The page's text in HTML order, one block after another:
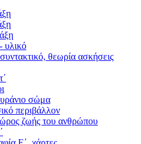
υλικό
θεωρία ασκήσεις
σώμα
περιβάλλον
ζωής του ανθρώπου